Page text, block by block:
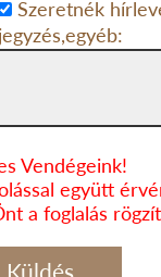
Szeretnék
Vendégeink!
együtt
a foglalás